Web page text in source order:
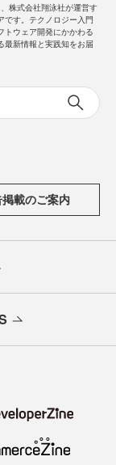
株式会社翔泳社が運営す
です。テクノロジー入門
トウェア開発にかかわる
最新情報と実践知をお届
載のご案内